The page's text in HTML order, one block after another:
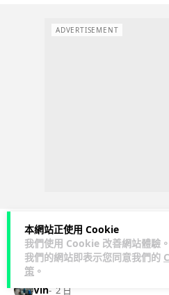
本網站正使用 Cookie
我們使用 Cookie 改善網站體驗
我們的網站即表示您同意我們的
策 。
ADVERTISEMENT
科技娛樂 生活娛樂 城中熱話
Vin 2 日